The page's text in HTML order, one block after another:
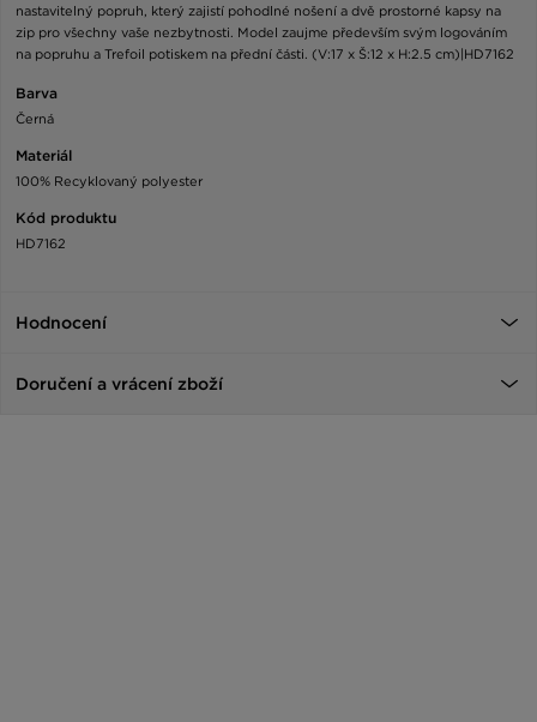
nastavitelný popruh, který zajistí pohodlné nošení a dvě prostorné kapsy na
zip pro všechny vaše nezbytnosti. Model zaujme především svým logováním
na popruhu a Trefoil potiskem na přední části. (V:17 x Š:12 x H:2.5 cm)|HD7162
Barva
Černá
Materiál
100% Recyklovaný polyester
Kód produktu
HD7162
Hodnocení
Doručení a vrácení zboží